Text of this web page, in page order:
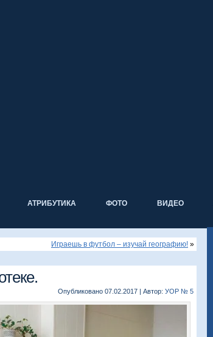
АТРИБУТИКА ФОТО ВИДЕО
Играешь в футбол – изучай географию! »
Опубликовано 07.02.2017 | Автор: УОР № 5